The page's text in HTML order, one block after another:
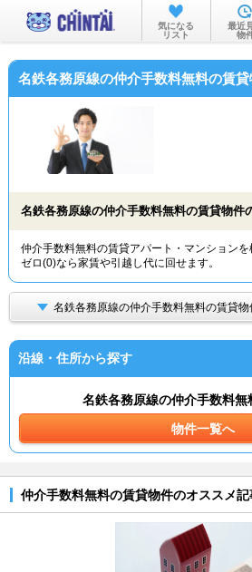
お部屋を探す
沿線・駅
物件特集
TOP
気になる
リスト
最近
物
名鉄各務原線の仲介手数料無料の賃
名鉄各務原線の仲介手数料無料の賃貸物件
仲介手数料無料の賃貸アパート・マンション
ゼロ(0)なら家賃や引越し代に回せます。
名鉄各務原線の仲介手数料無料の賃貸
沿線・住所から探す
名鉄各務原線の仲介手数料無
物件一覧へ
仲介手数料無料の賃貸物件のオススメ記